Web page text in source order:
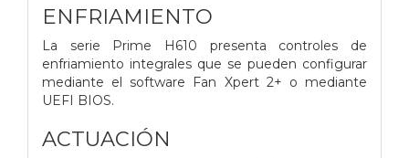
ENFRIAMIENTO
La serie Prime H610 presenta controles de
enfriamiento integrales que se pueden configurar
mediante el software Fan Xpert 2+ o mediante
UEFI BIOS.
ACTUACIÓN